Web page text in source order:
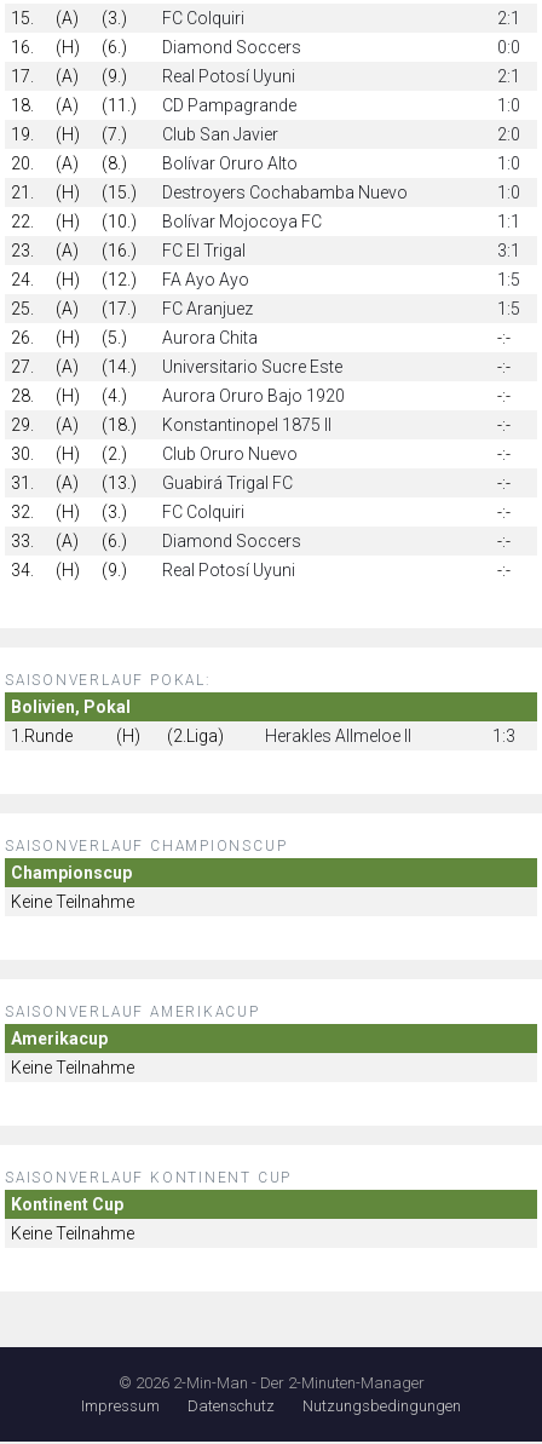
15.
(A) (3.) FC Colquiri
2:1
16.
(H) (6.) Diamond Soccers
0:0
17.
(A) (9.) Real Potosí Uyuni
2:1
18.
(A) (11.) CD Pampagrande
1:0
19.
(H) (7.) Club San Javier
2:0
20.
(A) (8.) Bolívar Oruro Alto
1:0
21.
(H) (15.) Destroyers Cochabamba Nuevo
1:0
22.
(H) (10.) Bolívar Mojocoya FC
1:1
23.
(A) (16.) FC El Trigal
3:1
24.
(H) (12.) FA Ayo Ayo
1:5
25.
(A) (17.) FC Aranjuez
1:5
26.
(H) (5.) Aurora Chita
-:-
27.
(A) (14.) Universitario Sucre Este
-:-
28.
(H) (4.) Aurora Oruro Bajo 1920
-:-
29.
(A) (18.) Konstantinopel 1875 II
-:-
30.
(H) (2.) Club Oruro Nuevo
-:-
31.
(A) (13.) Guabirá Trigal FC
-:-
32.
(H) (3.) FC Colquiri
-:-
33.
(A) (6.) Diamond Soccers
-:-
34.
(H) (9.) Real Potosí Uyuni -:-
SAISONVERLAUF POKAL:
Bolivien, Pokal
1.Runde
(H) (2.Liga) Herakles Allmeloe II 1:3
SAISONVERLAUF CHAMPIONSCUP
Championscup
Keine Teilnahme
SAISONVERLAUF AMERIKACUP
Amerikacup
Keine Teilnahme
SAISONVERLAUF KONTINENT CUP
Kontinent Cup
Keine Teilnahme
© 2026 2-Min-Man - Der 2-Minuten-Manager
Impressum
Datenschutz Nutzungsbedingungen